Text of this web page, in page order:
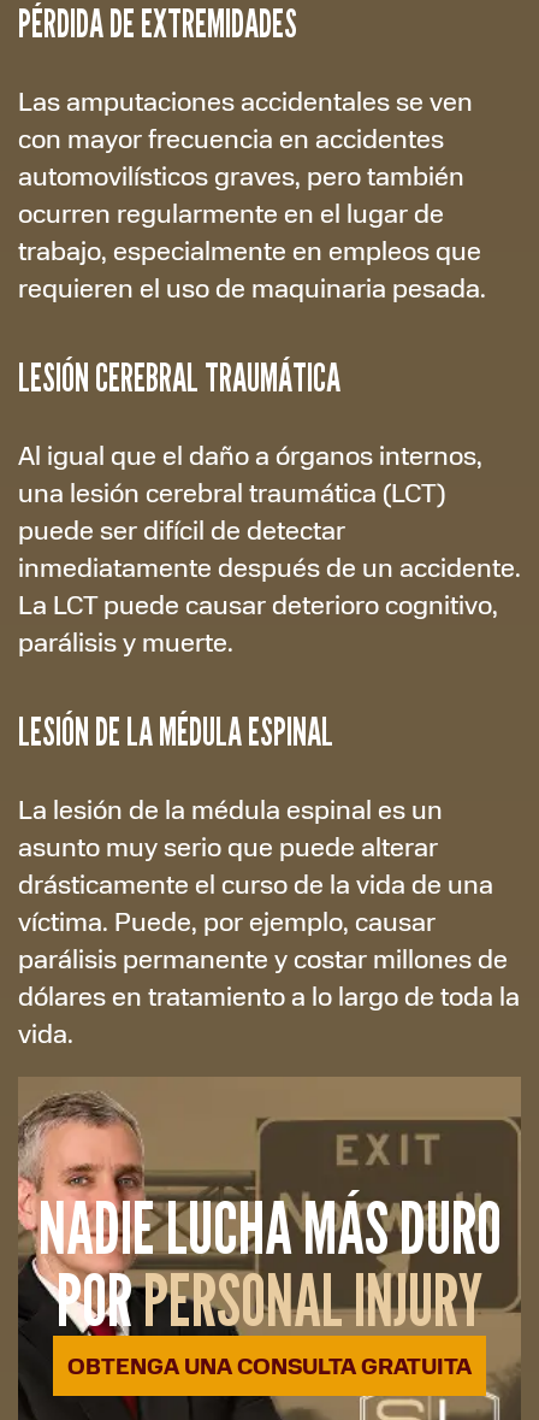
PÉRDIDA DE EXTREMIDADES
Las amputaciones accidentales se ven
con mayor frecuencia en accidentes
automovilísticos graves, pero también
ocurren regularmente en el lugar de
trabajo, especialmente en empleos que
requieren el uso de maquinaria pesada.
LESIÓN CEREBRAL TRAUMÁTICA
Al igual que el daño a órganos internos,
una lesión cerebral traumática (LCT)
puede ser difícil de detectar
inmediatamente después de un accidente.
La LCT puede causar deterioro cognitivo,
parálisis y muerte.
LESIÓN DE LA MÉDULA ESPINAL
La lesión de la médula espinal es un
asunto muy serio que puede alterar
drásticamente el curso de la vida de una
víctima. Puede, por ejemplo, causar
parálisis permanente y costar millones de
dólares en tratamiento a lo largo de toda la
vida.
NADIE LUCHA MÁS DURO
PORPERSONAL INJURY
OBTENGA UNA CONSULTA GRATUITA